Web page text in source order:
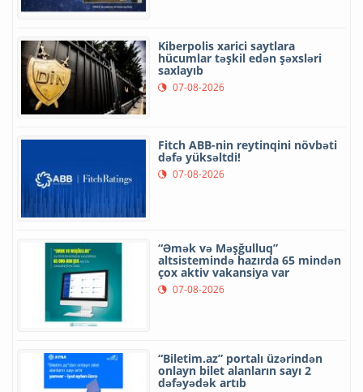
Kiberpolis xarici saytlara
hücumlar təşkil edən şəxsləri
saxlayıb
07-08-2026
Fitch ABB-nin reytinqini növbəti
dəfə yüksəltdi!
07-08-2026
“Əmək və Məşğulluq”
altsistemində hazırda 65 mindən
çox aktiv vakansiya var
07-08-2026
“Biletim.az” portalı üzərindən
onlayn bilet alanların sayı 2
dəfəyədək artıb